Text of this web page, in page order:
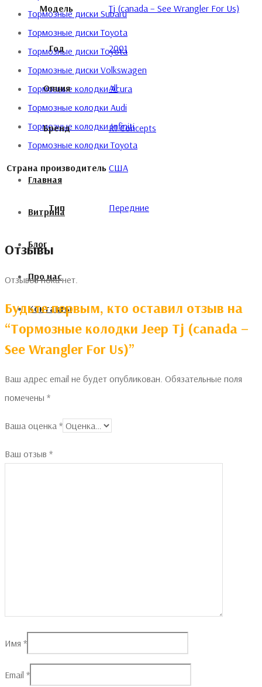
Тормозные диски Subaru
Тормозные диски Toyota
Тормозные диски Toyota
Тормозные диски Volkswagen
Тормозные колодки Acura
Тормозные колодки Audi
Тормозные колодки Infiniti
Тормозные колодки Toyota
Главная
Витрина
Блог
Про нас
Контакты
Модель Tj (canada – See Wrangler For Us)
Год 2001
Опция All
Бренд R1 Concepts
Страна производитель США
Тип Передние
Отзывы
Отзывов пока нет.
Будьте первым, кто оставил отзыв на
“Тормозные колодки Jeep Tj (canada –
See Wrangler For Us)”
Ваш адрес email не будет опубликован. Обязательные поля
помечены *
Ваша оценка *
Ваш отзыв *
Имя *
Email *